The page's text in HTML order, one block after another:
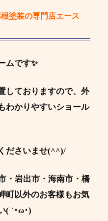
塗装の専門店エース
ムです✨
しておりますので、外
わかりやすいショール
ださいませ(^^)/
・岩出市・海南市・橋
町以外のお客様もお気
( `･ω･)